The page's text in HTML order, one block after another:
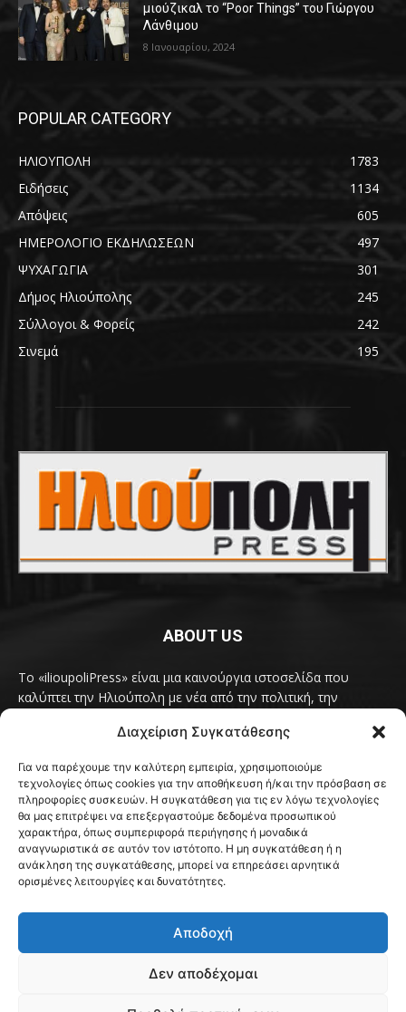
Διαχείριση Συγκατάθεσης
Για να παρέχουμε την καλύτερη εμπειρία, χρησιμοποιούμε
τεχνολογίες όπως cookies για την αποθήκευση ή/και την πρόσβαση σε
πληροφορίες συσκευών. Η συγκατάθεση για τις εν λόγω τεχνολογίες
θα μας επιτρέψει να επεξεργαστούμε δεδομένα προσωπικού
χαρακτήρα, όπως συμπεριφορά περιήγησης ή μοναδικά
αναγνωριστικά σε αυτόν τον ιστότοπο. Η μη συγκατάθεση ή η
ανάκληση της συγκατάθεσης, μπορεί να επηρεάσει αρνητικά
ορισμένες λειτουργίες και δυνατότητες.
Αποδοχή
Δεν αποδέχομαι
μιούζικαλ το “Poor Things” του Γιώργου
Λάνθιμου
8 Ιανουαρίου, 2024
POPULAR CATEGORY
ΗΛΙΟΥΠΟΛΗ
1783
Ειδήσεις
1134
Απόψεις
605
ΗΜΕΡΟΛΟΓΙΟ ΕΚΔΗΛΩΣΕΩΝ
497
ΨΥΧΑΓΩΓΙΑ
301
Δήμος Ηλιούπολης
245
Σύλλογοι & Φορείς
242
Σινεμά
195
ABOUT US
Το «ilioupoliPress» είναι μια καινούργια ιστοσελίδα που
καλύπτει την Ηλιούπολη με νέα από την πολιτική, την
Ηλιούπολης, των δημοτικών παρατάξεων και των
κάτι να πουν.Διαβάστε εδώ
Επικοινωνήστε μαζί μας στοilioupolipress1@yahoo.com
FOLLOW US